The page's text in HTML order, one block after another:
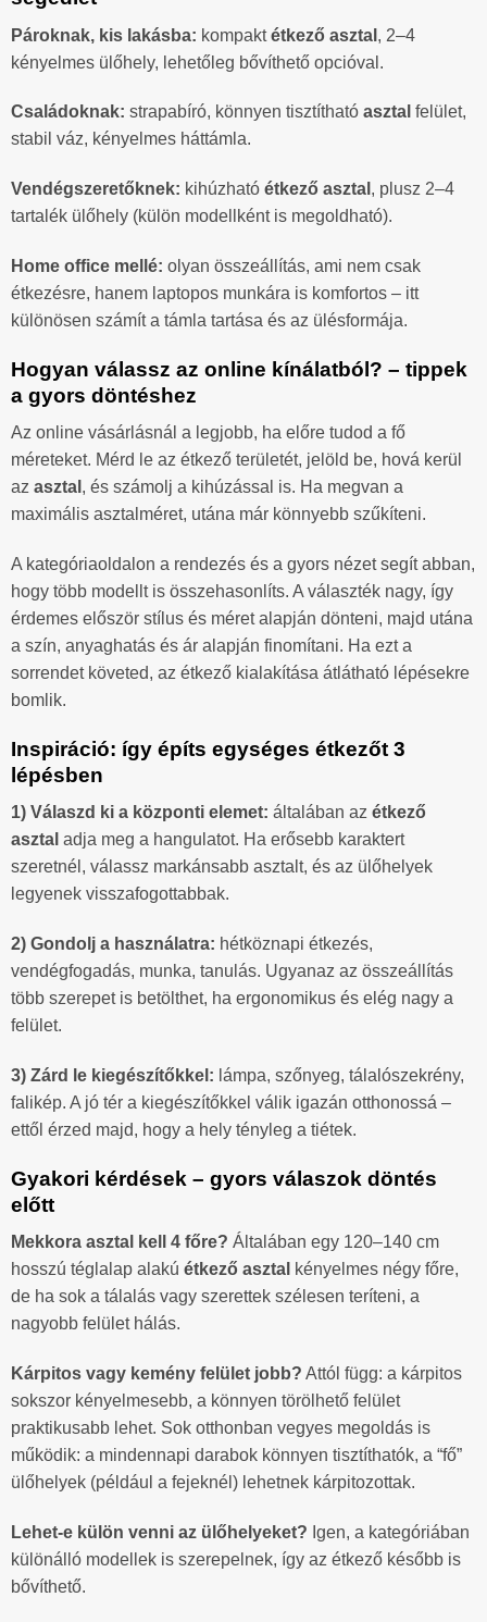
Pároknak, kis lakásba: kompaktétkező asztal , 2–4
kényelmes ülőhely, lehetőleg bővíthető opcióval.
Családoknak: strapabíró, könnyen tisztítható asztal felület,
stabil váz, kényelmes háttámla.
Vendégszeretőknek: kihúzható étkező asztal , plusz 2–4
tartalék ülőhely (külön modellként is megoldható).
Home office mellé: olyan összeállítás, ami nem csak
étkezésre, hanem laptopos munkára is komfortos – itt
különösen számít a támla tartása és az ülésformája.
Hogyan válassz az online kínálatból? – tippek
a gyors döntéshez
Az online vásárlásnál a legjobb, ha előre tudod a fő
méreteket. Mérd le az étkező területét, jelöld be, hová kerül
az asztal , és számolj a kihúzással is. Ha megvan a
maximális asztalméret, utána már könnyebb szűkíteni.
A kategóriaoldalon a rendezés és a gyors nézet segít abban,
hogy több modellt is összehasonlíts. A választék nagy, így
érdemes először stílus és méret alapján dönteni, majd utána
a szín, anyaghatás és ár alapján finomítani. Ha ezt a
sorrendet követed, az étkező kialakítása átlátható lépésekre
bomlik.
Inspiráció: így építs egységes étkezőt 3
lépésben
1) Válaszd ki a központi elemet: általában az étkező
asztal adja meg a hangulatot. Ha erősebb karaktert
szeretnél, válassz markánsabb asztalt, és az ülőhelyek
legyenek visszafogottabbak.
2) Gondolj a használatra: hétköznapi étkezés,
vendégfogadás, munka, tanulás. Ugyanaz az összeállítás
több szerepet is betölthet, ha ergonomikus és elég nagy a
felület.
3) Zárd le kiegészítőkkel: lámpa, szőnyeg, tálalószekrény,
falikép. A jó tér a kiegészítőkkel válik igazán otthonossá –
ettől érzed majd, hogy a hely tényleg a tiétek.
Gyakori kérdések – gyors válaszok döntés
előtt
Mekkora asztal kell 4 főre? Általában egy 120–140 cm
hosszú téglalap alakú étkező asztal kényelmes négy főre,
de ha sok a tálalás vagy szerettek szélesen teríteni, a
nagyobb felület hálás.
Kárpitos vagy kemény felület jobb? Attól függ: a kárpitos
sokszor kényelmesebb, a könnyen törölhető felület
praktikusabb lehet. Sok otthonban vegyes megoldás is
működik: a mindennapi darabok könnyen tisztíthatók, a “fő”
ülőhelyek (például a fejeknél) lehetnek kárpitozottak.
Lehet-e külön venni az ülőhelyeket? Igen, a kategóriában
különálló modellek is szerepelnek, így az étkező később is
bővíthető.